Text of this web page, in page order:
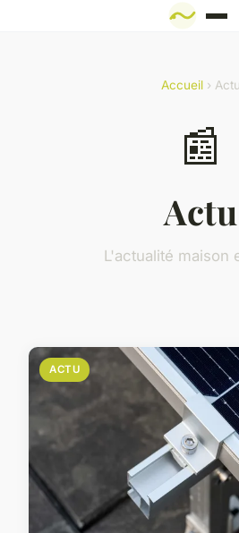
Accueil› Actu
📰
Actu
L'actualité maison
ACTU